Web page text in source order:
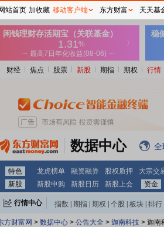
财经 焦点 股票 新股 期指 期权 行情
数据中心 全
特色 龙虎榜单 融资融券 股权质押 大宗交
新股
新股申购 新股日历 新股上会 资金
行情中心 指数 期指 期权 个股 板块 排行
方财富网 > 数据中心 > 公告大全 > 迦南科技 > 迦南
网站首页 加收藏 移动客户端 东方财富 天天基